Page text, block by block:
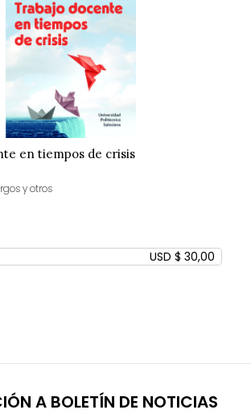
en tiempos de crisis
y otros
USD $ 30,00
A BOLETÍN DE NOTICIAS